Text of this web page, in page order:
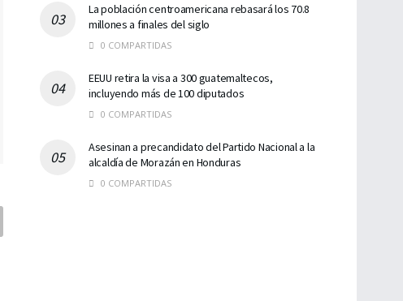
La población centroamericana rebasará los 70.8
millones a finales del siglo
0 COMPARTIDAS
EEUU retira la visa a 300 guatemaltecos,
incluyendo más de 100 diputados
0 COMPARTIDAS
Asesinan a precandidato del Partido Nacional a la
alcaldía de Morazán en Honduras
0 COMPARTIDAS